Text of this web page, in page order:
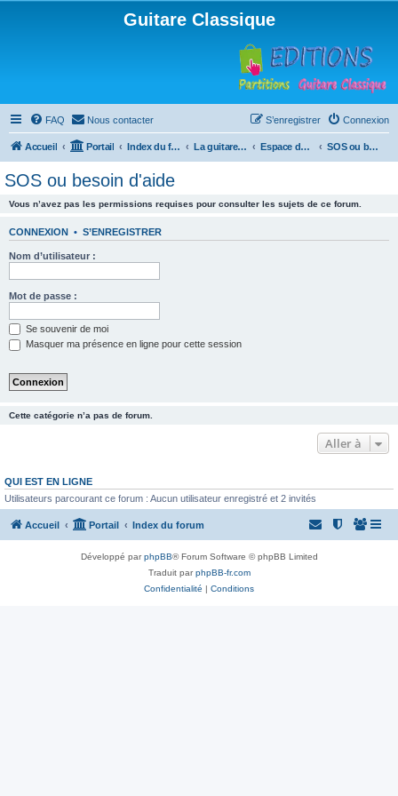
Guitare Classique
FAQ Nous contacter Connexion
S’enregistrer
Accueil Portail Index du forum La guitare : instrument, cours et théorie Espace débutants SOS ou besoin d'aide
SOS ou besoin d'aide
Vous n’avez pas les permissions requises pour consulter les sujets de ce forum.
CONNEXION • S’ENREGISTRER
Nom d’utilisateur :
Mot de passe :
Se souvenir de moi
Masquer ma présence en ligne pour cette session
Cette catégorie n’a pas de forum.
Aller à
QUI EST EN LIGNE
Utilisateurs parcourant ce forum : Aucun utilisateur enregistré et 2 invités
Accueil Portail Index du forum
Développé parphpBB® Forum Software © phpBB Limited
Traduit parphpBB-fr.com
Confidentialité | Conditions